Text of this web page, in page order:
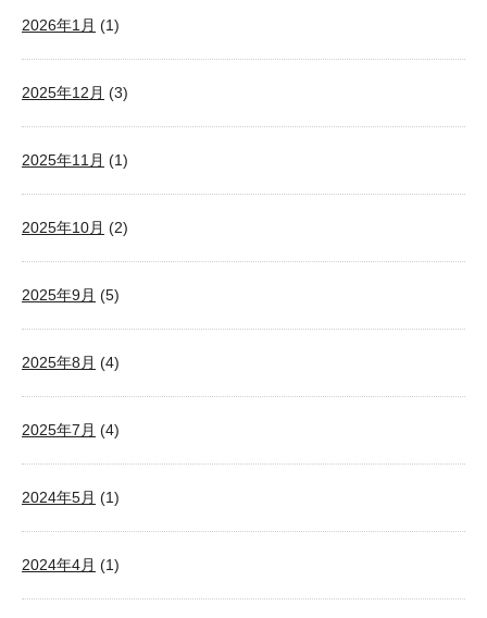
2026年1月 (1)
2025年12月 (3)
2025年11月 (1)
2025年10月 (2)
2025年9月 (5)
2025年8月 (4)
2025年7月 (4)
2024年5月 (1)
2024年4月 (1)